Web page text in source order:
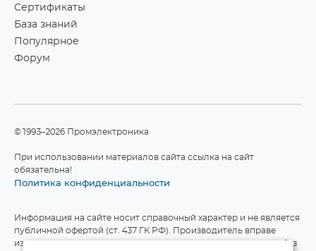
Сертификаты
База знаний
Популярное
Форум
©1993–2026 Промэлектроника
При использовании материалов сайта ссылка на сайт
обязательна!
Политика конфиденциальности
Информация на сайте носит справочный характер и не является
публичной офертой (ст. 437 ГК РФ). Производитель вправе
изменять технические характеристики и комплект поставки без